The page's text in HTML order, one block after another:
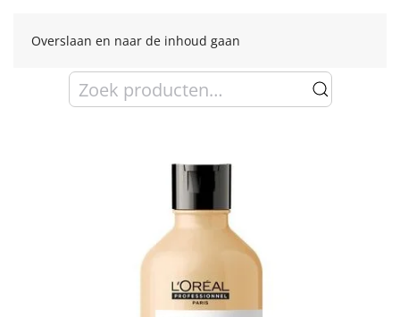
Overslaan en naar de inhoud gaan
Zoeken
naar: